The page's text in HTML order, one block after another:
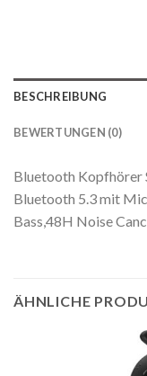
BESCHREIBUNG
BEWERTUNGEN (0)
Bluetooth Kopfhörer
Bluetooth 5.3 mit
Bass,48H Noise
ÄHNLICHE